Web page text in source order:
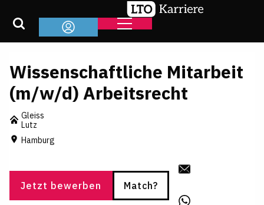
Wissenschaftliche Mitarbeit
(m/w/d) Arbeitsrecht
Gleiss
Lutz
Hamburg
Jetzt bewerben Match?